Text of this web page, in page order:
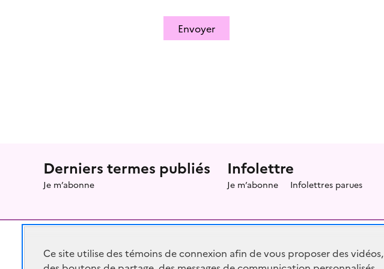
Envoyer
Menu prefooter
Derniers termes publiés
Je m’abonne
Infolettre
Je m’abonne Infolettres parues
Ce site utilise des témoins de connexion afin de vous proposer des vidéos,